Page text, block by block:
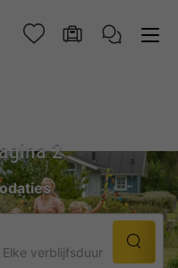
2
Elke verblijfsduur